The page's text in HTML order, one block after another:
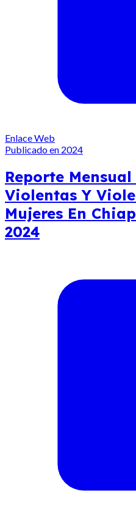
Enlace Web
Publicado en 2024
Reporte
Violentas Y
Mujeres En
2024